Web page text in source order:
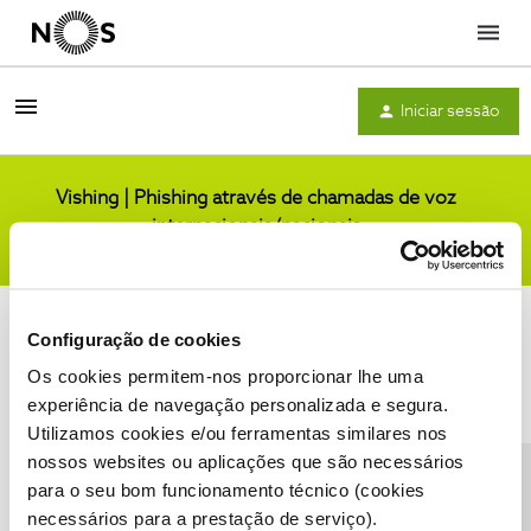
Configuração de cookies
Os cookies permitem-nos proporcionar lhe uma
experiência de navegação personalizada e segura.
Utilizamos cookies e/ou ferramentas similares nos
nossos websites ou aplicações que são necessários
para o seu bom funcionamento técnico (cookies
necessários para a prestação de serviço).
Menu
Iniciar sessão
Vishing | Phishing através de chamadas de voz
internacionais/nacionais
Condições do Fórum NOS Accessibility statement